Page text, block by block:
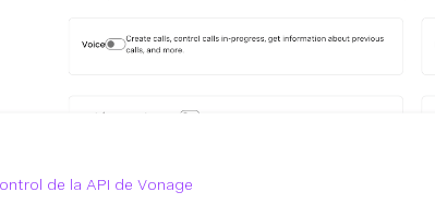
de la API de Vonage